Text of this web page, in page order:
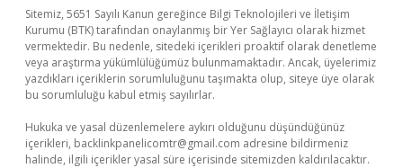
Sitemiz, 5651 Sayılı Kanun gereğince Bilgi Teknolojileri ve İletişim
Kurumu (BTK) tarafından onaylanmış bir Yer Sağlayıcı olarak hizmet
vermektedir. Bu nedenle, sitedeki içerikleri proaktif olarak denetleme
veya araştırma yükümlülüğümüz bulunmamaktadır. Ancak, üyelerimiz
yazdıkları içeriklerin sorumluluğunu taşımakta olup, siteye üye olarak
bu sorumluluğu kabul etmiş sayılırlar.
Hukuka ve yasal düzenlemelere aykırı olduğunu düşündüğünüz
içerikleri, backlinkpanelicomtr@gmail.com adresine bildirmeniz
halinde, ilgili içerikler yasal süre içerisinde sitemizden kaldırılacaktır.